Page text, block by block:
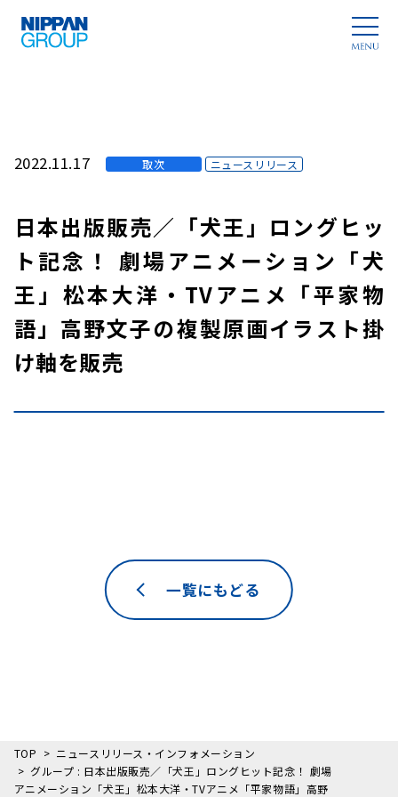
2022.11.17 取次 ニュースリリース
日本出版販売／「犬王」ロングヒッ
ト記念！ 劇場アニメーション「犬
王」松本大洋・TVアニメ「平家物
語」高野文子の複製原画イラスト掛
け軸を販売
一覧にもどる
TOP
ニュースリリース・インフォメーション
グループ : 日本出版販売／「犬王」ロングヒット記念！ 劇場
アニメーション「犬王」松本大洋・TVアニメ「平家物語」高野